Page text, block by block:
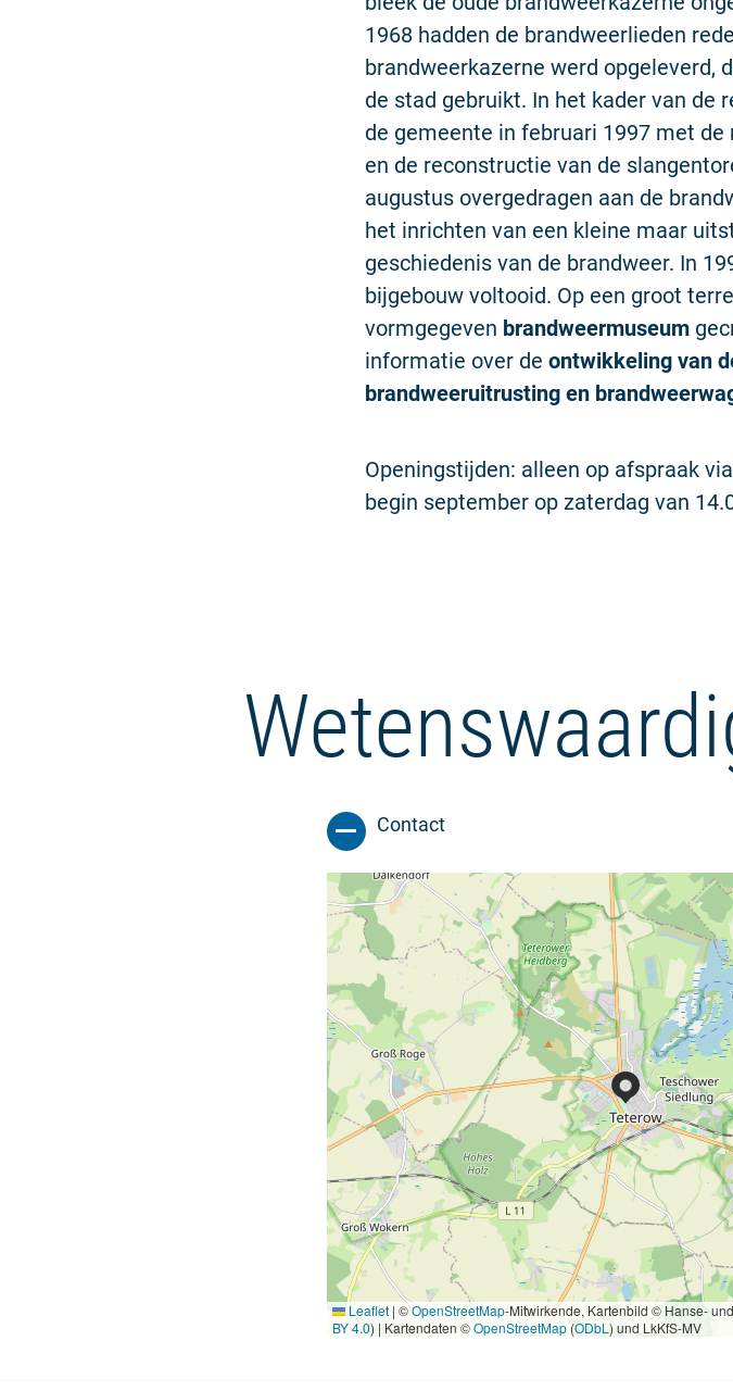
1968 hadden de brandweerlieden
brandweerkazerne werd opgeleverd,
de stad gebruikt. In het kader van de
de gemeente in februari 1997 met
en de reconstructie van de
augustus overgedragen aan de
het inrichten van een kleine maar
geschiedenis van de brandweer. In
bijgebouw voltooid. Op een groot
vormgegeven brandweermuseum
informatie over de ontwikkeling van
brandweeruitrusting en
Openingstijden: alleen op afspraak
begin september op zaterdag van
Contact
Leaflet | ©OpenStreetMap-Mitwirkende, Kartenbild © Hanse-
BY 4.0) | Kartendaten ©OpenStreetMap(ODbL ) und LkKfS-MV